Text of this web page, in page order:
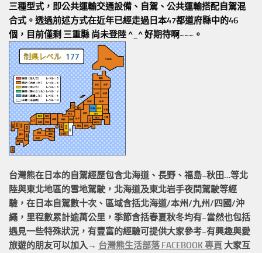
三種型式，即公共運輸交通設備、自駕、公共運輸搭配自駕混
合式。透過前述方式在近年已經走過日本47都道府縣中的46
個，目前僅剩 三重縣 尚未登陸 ^_^ 好期待啊~~~。
台灣熊在日本的自駕經歷包含北海道、長野、福島~秋田…等北
陸與東北地區的雪地駕駛 ，北海道及東北岩手夜間駕駛等經
驗，在日本自駕數十次、區域含括北海道/本州/九州/四國/沖
繩， 里程數累計逾萬公里 ，季節含括春夏秋冬均有~當然也包括
遇見一些特殊狀況，有豐富的經驗可提供大家參考~有興趣與愛
旅遊的朋友可以加入→ 台灣熊生活部落 FACEBOOK 專頁 大家互